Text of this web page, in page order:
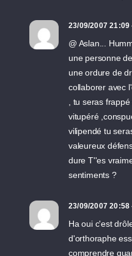
23/09/2007 21:09
@ Aslan...
une personne
une ordure de
collaborer avec
, tu seras
vitupéré
vilipendé tu
valeureux
dure T''es
sentiments ?
23/09/2007 20:58
Ha oui c'est
d'orthoraphe
comprendre